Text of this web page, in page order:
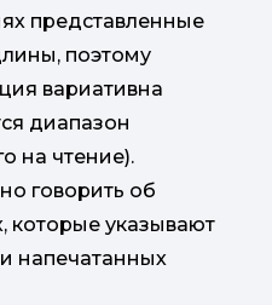
представленные
поэтому
вариативна
диапазон
на чтение).
говорить об
которые указывают
напечатанных